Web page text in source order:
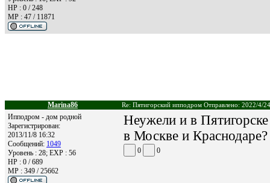
HP : 0 / 248
MP : 47 / 11871
Marina86 Re: Пятигорский ипподром Отправлено: 2022/4/
Ипподром - дом родной
Зарегистрирован:
2013/11/8 16:32
Сообщений: 1049
Уровень : 28; EXP : 56
HP : 0 / 689
MP : 349 / 25662
Неужели и в Пятигорске
в Москве и
0 0